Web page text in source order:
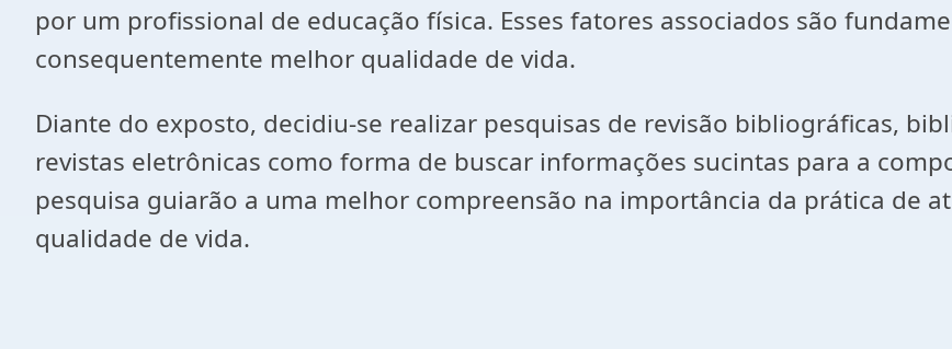
por um profissional de educação física. Esses fatores associados são
consequentemente melhor qualidade de vida.
Diante do exposto, decidiu-se realizar pesquisas de revisão bibliográficas,
revistas eletrônicas como forma de buscar informações sucintas para a
pesquisa guiarão a uma melhor compreensão na importância da prática de
qualidade de vida.